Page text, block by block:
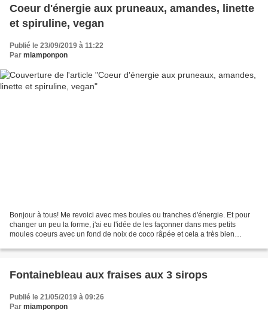
Coeur d'énergie aux pruneaux, amandes, linette
et spiruline, vegan
Publié le 23/09/2019 à 11:22
Par miamponpon
Bonjour à tous! Me revoici avec mes boules ou tranches d'énergie. Et pour
changer un peu la forme, j'ai eu l'idée de les façonner dans mes petits
moules coeurs avec un fond de noix de coco râpée et cela a très bien
Fontainebleau aux fraises aux 3 sirops
Publié le 21/05/2019 à 09:26
Par miamponpon